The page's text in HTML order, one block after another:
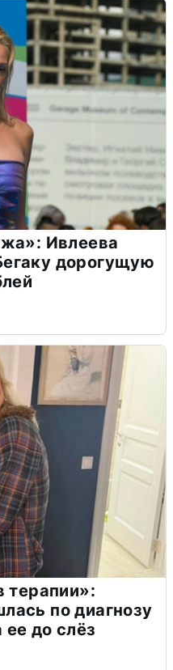
Ивлеева
дорогущую
терапии»:
по диагнозу
до слёз